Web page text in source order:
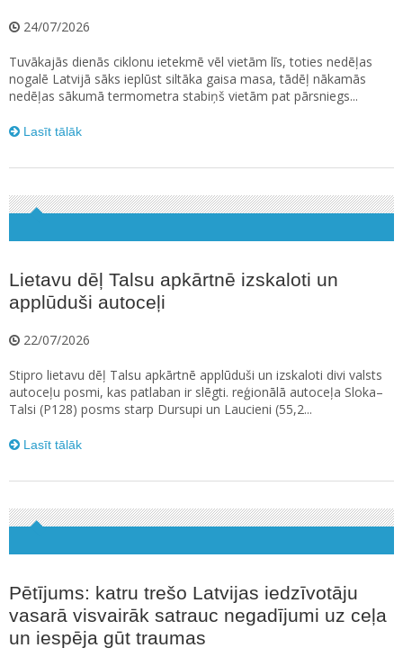
24/07/2026
Tuvākajās dienās ciklonu ietekmē vēl vietām līs, toties nedēļas
nogalē Latvijā sāks ieplūst siltāka gaisa masa, tādēļ nākamās
nedēļas sākumā termometra stabiņš vietām pat pārsniegs...
Lasīt tālāk
Lietavu dēļ Talsu apkārtnē izskaloti un
applūduši autoceļi
22/07/2026
Stipro lietavu dēļ Talsu apkārtnē applūduši un izskaloti divi valsts
autoceļu posmi, kas patlaban ir slēgti. reģionālā autoceļa Sloka–
Talsi (P128) posms starp Dursupi un Laucieni (55,2...
Lasīt tālāk
Pētījums: katru trešo Latvijas iedzīvotāju
vasarā visvairāk satrauc negadījumi uz ceļa
un iespēja gūt traumas